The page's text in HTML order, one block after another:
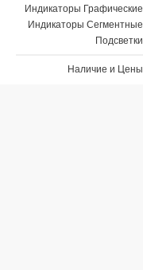
Индикаторы Графические
Индикаторы Сегментные
Подсветки
Наличие и Цены